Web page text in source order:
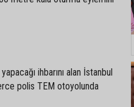
ihbarını alan İstanbul
polis TEM otoyolunda